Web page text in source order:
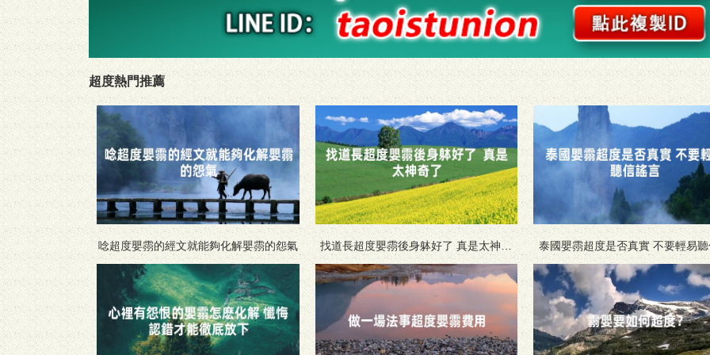
超度熱門推薦
唸超度嬰霛的經文就能夠化解嬰霛的怨氣
找道長超度嬰霛後身躰好了 真是太神奇
了
泰國嬰霛超度是否真實 不要輕易
言